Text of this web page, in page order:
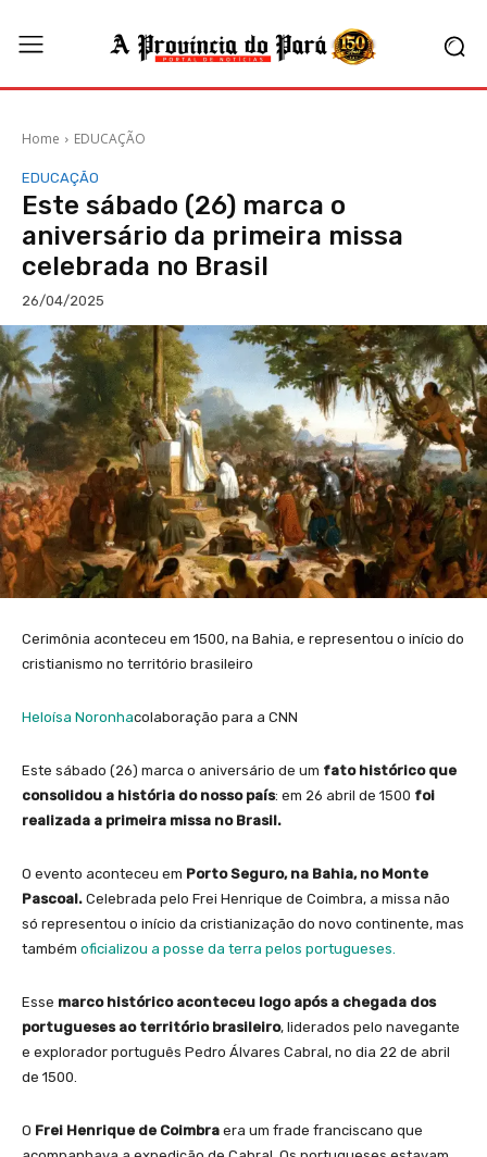
Home EDUCAÇÃO
EDUCAÇÃO
Este sábado (26) marca o
aniversário da primeira missa
celebrada no Brasil
26/04/2025
Cerimônia aconteceu em 1500, na Bahia, e representou o início do
cristianismo no território brasileiro
Heloísa Noronhacolaboração para a CNN
Este sábado (26) marca o aniversário de um fato histórico que
consolidou a história do nosso país: em 26 abril de 1500 foi
realizada a primeira missa no Brasil.
O evento aconteceu em Porto Seguro, na Bahia, no Monte
Pascoal. Celebrada pelo Frei Henrique de Coimbra, a missa não
só representou o início da cristianização do novo continente, mas
também oficializou a posse da terra pelos portugueses.
Esse marco histórico aconteceu logo após a chegada dos
portugueses ao território brasileiro, liderados pelo navegante
e explorador português Pedro Álvares Cabral, no dia 22 de abril
de 1500.
O Frei Henrique de Coimbra era um frade franciscano que